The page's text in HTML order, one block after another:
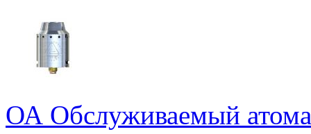
ОА Обслуживаемый